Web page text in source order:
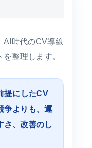
AI時代のCV導線
整理します。
提にしたCV
争よりも、運
さ、改善のし